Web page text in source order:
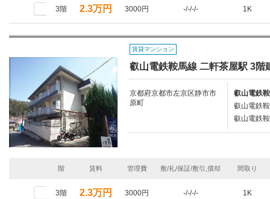
3階 2.3万円 3000円 -/-/-/- 1K
賃貸マンション
叡山電鉄鞍馬線 二軒茶屋駅 3階
京都府京都市左京区静市市
原町
叡山電鉄
叡山電鉄
叡山電鉄
階 賃料 管理費 敷/礼/保証/敷引,償却 間取り
3階 2.3万円 3000円 -/-/-/- 1K